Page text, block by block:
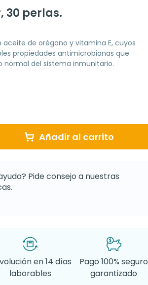
30 perlas.
de orégano y vitamina E, cuyos
propiedades antimicrobianas que
del sistema inmunitario.
Añadir al carrito
Pide consejo a nuestras
en 14 días
laborables
Pago 100% seguro
garantizado